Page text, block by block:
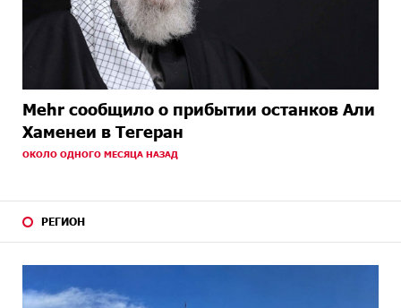
Mehr сообщило о прибытии останков Али
Хаменеи в Тегеран
ОКОЛО ОДНОГО МЕСЯЦА НАЗАД
РЕГИОН